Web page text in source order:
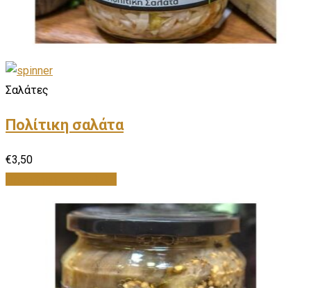
Σαλάτες
Πολίτικη σαλάτα
€3,50